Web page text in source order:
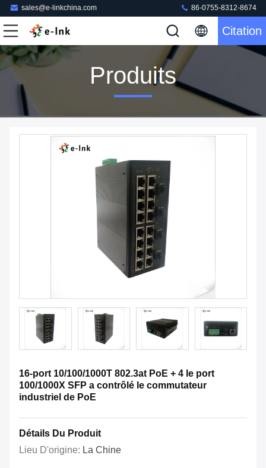
sales@e-linkchina.com 86-0755-8312-8674
Citation
Produits
16-port 10/100/1000T 802.3at PoE + 4 le port
100/1000X SFP a contrôlé le commutateur
industriel de PoE
Détails Du Produit
Lieu D'origine: La Chine